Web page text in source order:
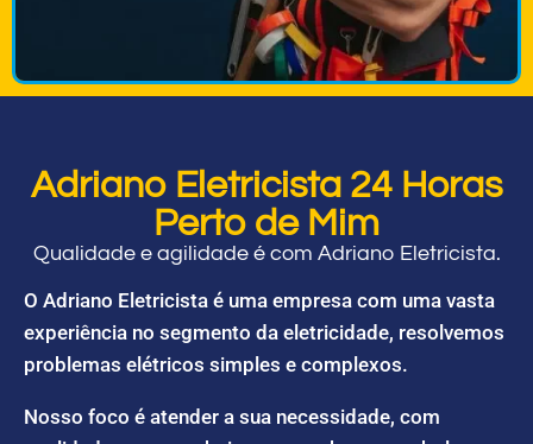
Adriano Eletricista 24 Horas
Perto de Mim
Qualidade e agilidade é com Adriano Eletricista.
O Adriano Eletricista é uma empresa com uma vasta
experiência no segmento da eletricidade, resolvemos
problemas elétricos simples e complexos.
Nosso foco é atender a sua necessidade, com